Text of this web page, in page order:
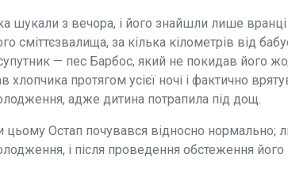
шукали з вечора, і його знайшли лише
сміттєзвалища, за кілька кілометрів від
— пес Барбос, який не покидав його
хлопчика протягом усієї ночі і фактично
адже дитина потрапила під дощ.
цьому Остап почувався відносно нормально;
і після проведення обстеження його